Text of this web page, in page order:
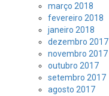
março 2018
fevereiro 2018
janeiro 2018
dezembro 2017
novembro 2017
outubro 2017
setembro 2017
agosto 2017